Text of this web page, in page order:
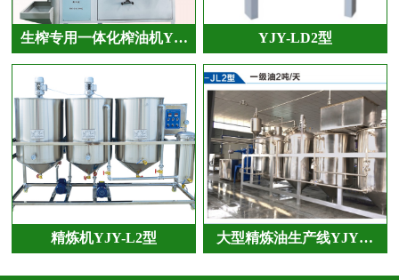
生榨专用一体化榨油机Y… YJY-LD2型
精炼机YJY-L2型 大型精炼油生产线YJY…